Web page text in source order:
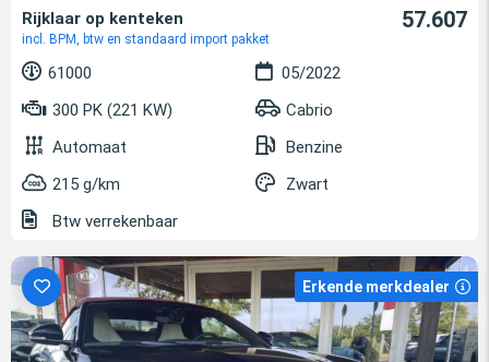
Rijklaar op kenteken
incl. BPM, btw en standaard import pakket
57.607
61000
05/2022
300 PK (221 KW)
Cabrio
Automaat
Benzine
215 g/km
Zwart
Btw verrekenbaar
Erkende merkdealer